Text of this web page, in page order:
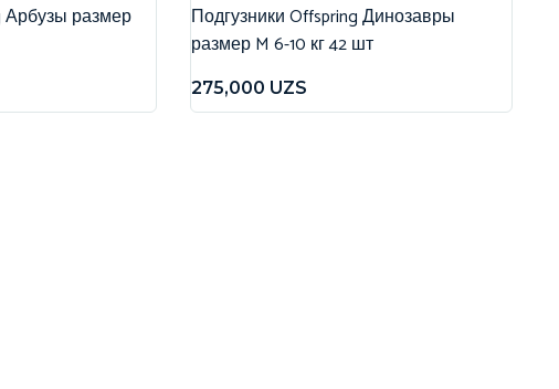
Арбузы размер
Подгузники Offspring Динозавры
размер M 6-10 кг 42 шт
275,000 UZS